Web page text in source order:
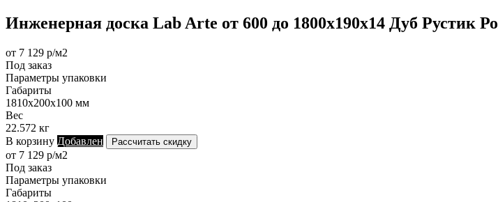
Инженерная доска Lab Arte от 600 до 1800х190х14 Дуб Рустик
от 7 129 р/м2
Под заказ
Параметры упаковки
Габариты
1810х200х100 мм
Вес
22.572 кг
В корзину Добавлен Рассчитать скидку
от 7 129 р/м2
Под заказ
Параметры упаковки
Габариты